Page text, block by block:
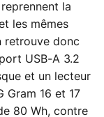
la
les mêmes
retrouve donc
USB-A 3.2
et un lecteur
Gram 16 et 17
80 Wh, contre